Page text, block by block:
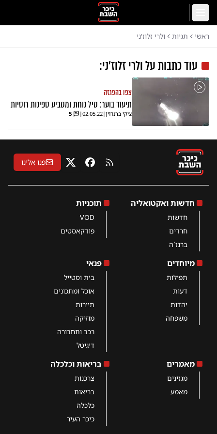
דלג לתוכן הראשי
ראשי תגיות ולרי זלוז'ני
עוד כתבות עלולרי זלוז'ני:
צפו בהפגזה
תיעוד בוער: טיל נוחת ומטביע ספינות רוסיות
ציקי ברנדוין|
02.05.22
|
5
RSS פייסבוקX פנו אלינו
חדשות ואקטואליה
חדשות
חרדים
ברנז´ה
תוכניות
VOD
פודקאסטים
מיוחדים
תפילות
דעות
יהדות
משפחה
פנאי
בית וסטייל
אוכל ומתכונים
תיירות
מוזיקה
רכב ותחבורה
דיגיטל
מאמרים
מגזינים
מאמע
בריאות וכלכלה
צרכנות
בריאות
כלכלה
כיכר העיר